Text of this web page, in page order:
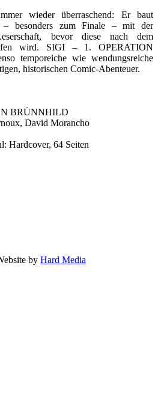
wieder überraschend: Er baut
– besonders zum Finale – mit der
bevor diese nach dem
wird. SIGI – 1. OPERATION
temporeiche wie wendungsreiche
historischen Comic-Abenteuer.
BRÜNNHILD
David Morancho
Hardcover, 64 Seiten
by Hard Media